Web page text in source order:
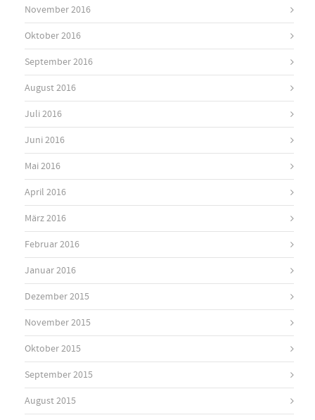
November 2016
Oktober 2016
September 2016
August 2016
Juli 2016
Juni 2016
Mai 2016
April 2016
März 2016
Februar 2016
Januar 2016
Dezember 2015
November 2015
Oktober 2015
September 2015
August 2015